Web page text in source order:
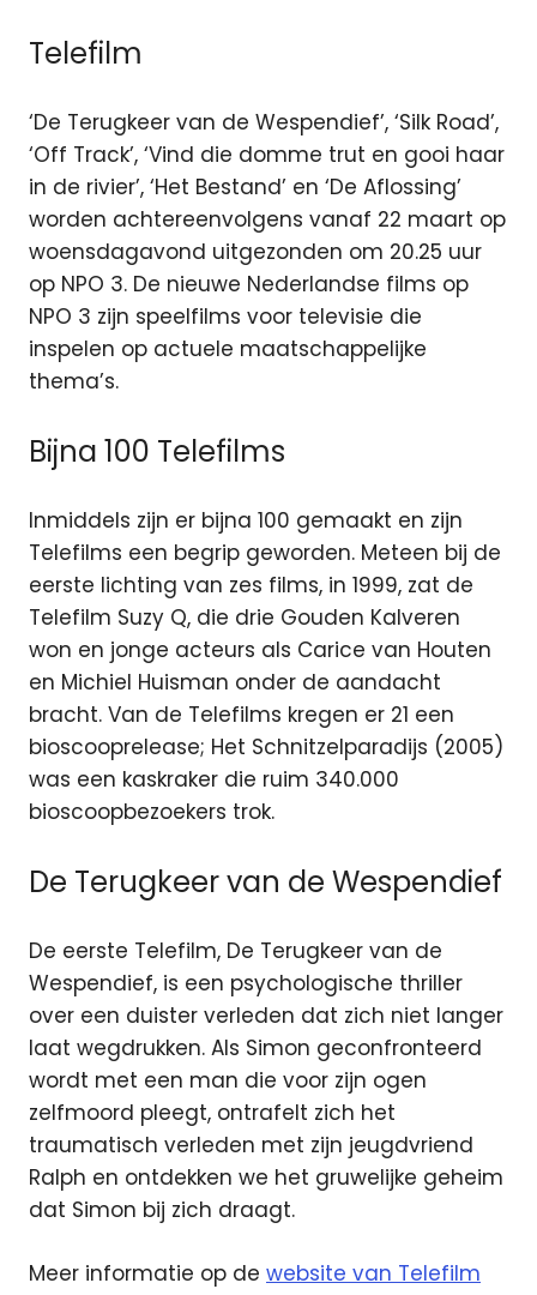
Telefilm
‘De Terugkeer van de Wespendief’, ‘Silk Road’,
‘Off Track’, ‘Vind die domme trut en gooi haar
in de rivier’, ‘Het Bestand’ en ‘De Aflossing’
worden achtereenvolgens vanaf 22 maart op
woensdagavond uitgezonden om 20.25 uur
op NPO 3. De nieuwe Nederlandse films op
NPO 3 zijn speelfilms voor televisie die
inspelen op actuele maatschappelijke
thema’s.
Bijna 100 Telefilms
Inmiddels zijn er bijna 100 gemaakt en zijn
Telefilms een begrip geworden. Meteen bij de
eerste lichting van zes films, in 1999, zat de
Telefilm Suzy Q, die drie Gouden Kalveren
won en jonge acteurs als Carice van Houten
en Michiel Huisman onder de aandacht
bracht. Van de Telefilms kregen er 21 een
bioscooprelease; Het Schnitzelparadijs (2005)
was een kaskraker die ruim 340.000
bioscoopbezoekers trok.
De Terugkeer van de Wespendief
De eerste Telefilm, De Terugkeer van de
Wespendief, is een psychologische thriller
over een duister verleden dat zich niet langer
laat wegdrukken. Als Simon geconfronteerd
wordt met een man die voor zijn ogen
zelfmoord pleegt, ontrafelt zich het
traumatisch verleden met zijn jeugdvriend
Ralph en ontdekken we het gruwelijke geheim
dat Simon bij zich draagt.
Meer informatie op de website van Telefilm